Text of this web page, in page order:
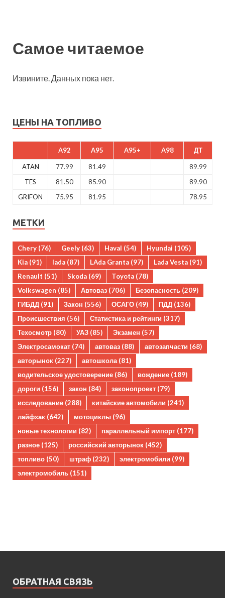
Самое читаемое
Извините. Данных пока нет.
ЦЕНЫ НА ТОПЛИВО
A92 A95 A95+ A98 ДТ
ATAN 77.99 81.49
89.99
TES
81.50 85.90
89.90
GRIFON
75.95 81.95 78.95
МЕТКИ
Chery (76) Geely (63) Haval (54) Hyundai (105)
Kia (91) lada (87) LAda Granta (97) Lada Vesta (91)
Renault (51) Skoda (69) Toyota (78)
Volkswagen (85) Автоваз (706) Безопасность (209)
ГИБДД (91) Закон (556) ОСАГО (49) ПДД (136)
Происшествия (56) Статистика и рейтинги (317)
Техосмотр (80) УАЗ (85) Экзамен (57)
Электросамокат (74) автоваз (88) автозапчасти (68)
авторынок (227) автошкола(81)
водительское удостоверение (86) вождение (189)
дороги (156) закон (84) законопроект (79)
исследование (288) китайские автомобили (241)
лайфхак (642) мотоциклы (96)
новые технологии (82) параллельный импорт (177)
разное (125) российский авторынок (452)
топливо (50) штраф (232) электромобили (99)
электромобиль (151)
ОБРАТНАЯ СВЯЗЬ